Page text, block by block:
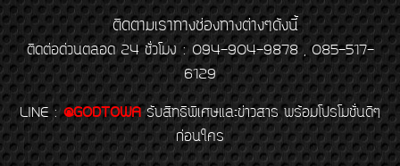
ติดตามเราทางช่องทางต่างๆดังนี้
ติดต่อด่วนตลอด 24 ชั่วโมง : 094-904-9878 , 085-517-
6129
LINE : @GODTOWA รับสิทธิพิเศษและข่าวสาร พร้อมโปรโมชั่นดีๆ
ก่อนใคร